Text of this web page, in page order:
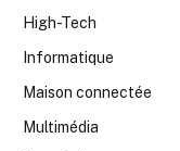
High-Tech
Informatique
Maison connectée
Multimédia